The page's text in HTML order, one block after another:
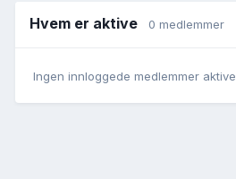
Hvem er aktive 0 medlemmer
Ingen innloggede medlemmer aktive